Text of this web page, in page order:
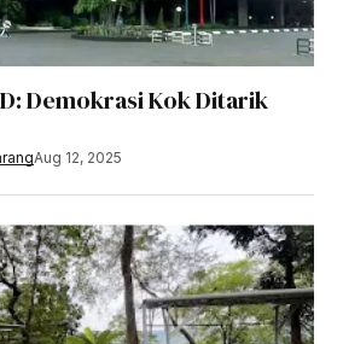
Demokrasi Kok Ditarik
Aug 12, 2025